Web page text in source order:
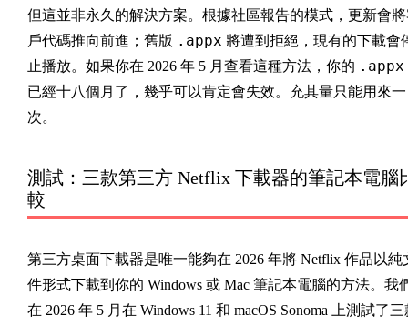
但這並非永久的解決方案。根據社區報告的模式，更新會
戶代碼推向前進；舊版 .appx 將遭到拒絕，現有的下載會
止播放。如果你在 2026 年 5 月查看這種方法，你的 .appx
已經十八個月了，幾乎可以肯定會失效。充其量只能用來一
次。
測試：三款第三方 Netflix 下載器的筆記本電腦
較
第三方桌面下載器是唯一能夠在 2026 年將 Netflix 作品以純
件形式下載到你的 Windows 或 Mac 筆記本電腦的方法。我
在 2026 年 5 月在 Windows 11 和 macOS Sonoma 上測試了三